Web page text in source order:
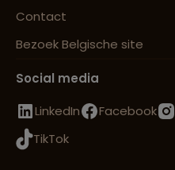
Contact
Bezoek Belgische site
Social media
LinkedIn
Facebook
TikTok